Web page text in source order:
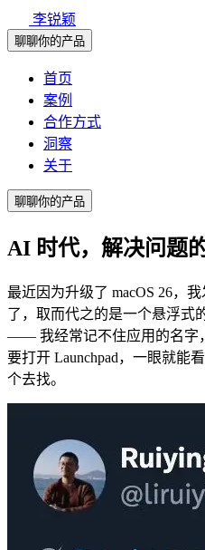
李锐颖
聊聊你的产品
首页
案例
合作方式
洞察
关于
聊聊你的产品
AI 时代，解决问题
最近因为升级了 macOS 26，
了，取而代之的是一个悬浮式
—— 我经常记不住应用的名字
要打开 Launchpad，一眼就能
个去找。